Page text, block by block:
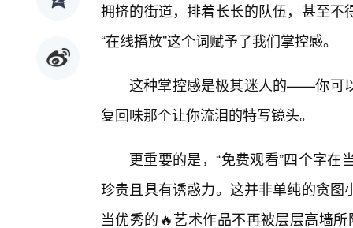
拥挤的街道，排着长长的队伍，甚至
“在线播放”这个词赋予了我们掌控感。
这种掌控感是极其迷人的——你可
复回味那个让你流泪的特写镜头。
更重要的是，“免费观看”四个字
珍贵且具有诱惑力。这并非单纯的贪
当优秀的🔥艺术作品不再被层层高墙